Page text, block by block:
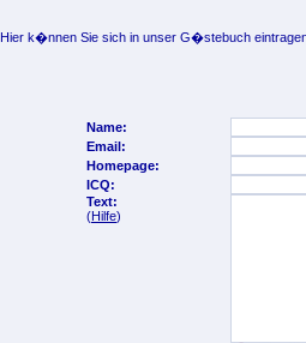
Hier k�nnen Sie sich in unser G�stebuch
Name:
Email:
Homepage:
ICQ:
Text:
(Hilfe)